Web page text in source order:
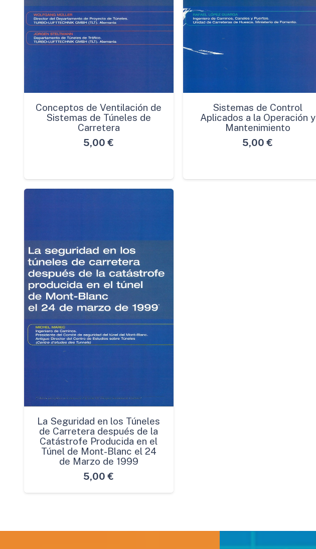
Conceptos de Ventilación de
Sistemas de Túneles de
Carretera
5,00 €
Sistemas de Control
Aplicados a la Operación y
Mantenimiento
5,00 €
La Seguridad en los Túneles
de Carretera después de la
Catástrofe Producida en el
Túnel de Mont-Blanc el 24
de Marzo de 1999
5,00 €